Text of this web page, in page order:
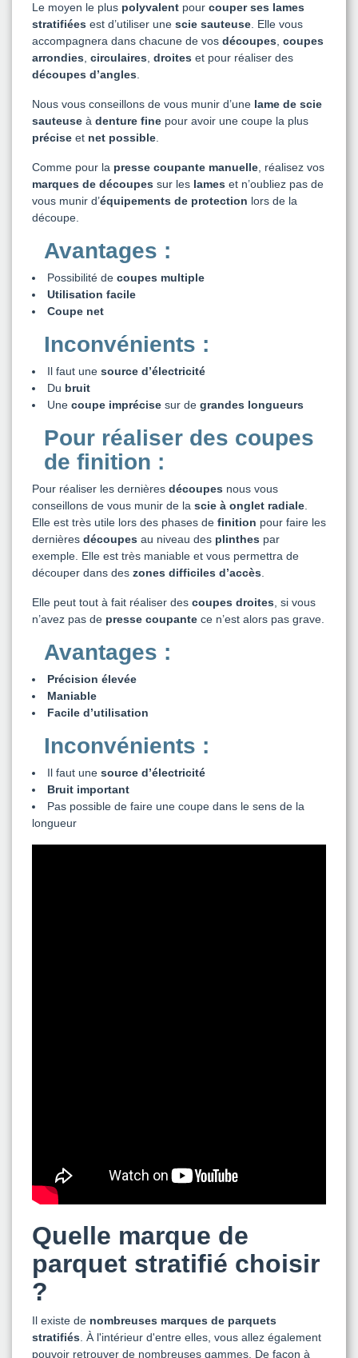
Le moyen le plus polyvalent pour couper ses lames
stratifiées est d’utiliser une scie sauteuse. Elle vous
accompagnera dans chacune de vos découpes, coupes
arrondies, circulaires, droites et pour réaliser des
découpes d’angles.
Nous vous conseillons de vous munir d’une lame de scie
sauteuse à denture fine pour avoir une coupe la plus
précise et net possible.
Comme pour la presse coupante manuelle, réalisez vos
marques de découpes sur les lames et n’oubliez pas de
vous munir d’équipements de protection lors de la
découpe.
Avantages :
Possibilité de coupes multiple
Utilisation facile
Coupe net
Inconvénients :
Il faut une source d’électricité
Du bruit
Une coupe imprécise sur de grandes longueurs
Pour réaliser des coupes
de finition :
Pour réaliser les dernières découpes nous vous
conseillons de vous munir de la scie à onglet radiale.
Elle est très utile lors des phases de finition pour faire les
dernières découpes au niveau des plinthes par
exemple. Elle est très maniable et vous permettra de
découper dans des zones difficiles d’accès.
Elle peut tout à fait réaliser des coupes droites, si vous
n’avez pas de presse coupante ce n’est alors pas grave.
Avantages :
Précision élevée
Maniable
Facile d’utilisation
Inconvénients :
Il faut une source d’électricité
Bruit important
Pas possible de faire une coupe dans le sens de la
longueur
Quelle marque de
parquet stratifié choisir
?
Il existe de nombreuses marques de parquets
stratifiés. À l'intérieur d'entre elles, vous allez également
pouvoir retrouver de nombreuses gammes. De façon à